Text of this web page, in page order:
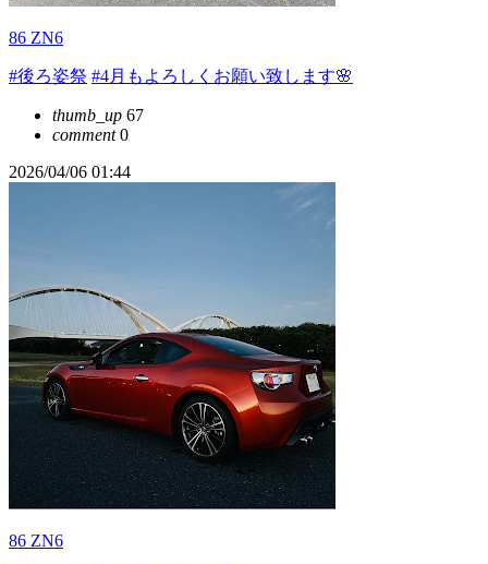
86 ZN6
#後ろ姿祭 #4月もよろしくお願い致します🌸
thumb_up 67
comment0
2026/04/06 01:44
86 ZN6